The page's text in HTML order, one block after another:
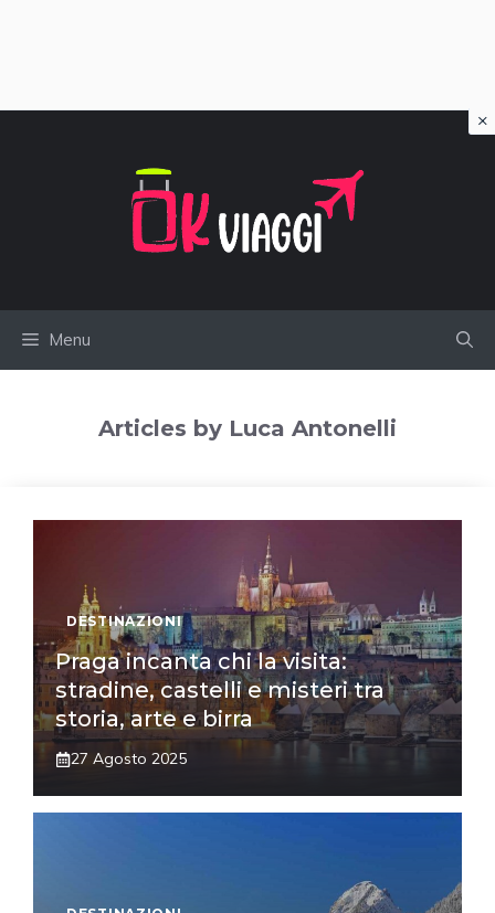
Menu
Articles by Luca Antonelli
DESTINAZIONI
Praga incanta chi la visita:
stradine, castelli e misteri tra
storia, arte e birra
27 Agosto 2025
×